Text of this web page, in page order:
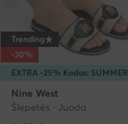
EXTRA -25% Kodas: SUMMER
Trending
-20%
Nine West
Šlepetės · Juoda